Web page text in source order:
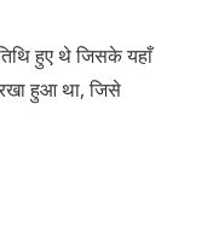
हुए थे जिसके यहाँ
हुआ था, जिसे